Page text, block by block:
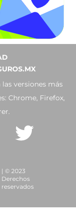
versiones más
Chrome, Firefox,
| © 2023
Derechos
reservados